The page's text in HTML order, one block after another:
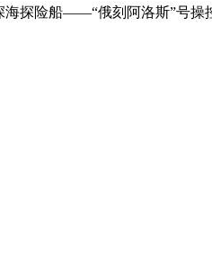
探险船——“俄刻阿洛斯”号操